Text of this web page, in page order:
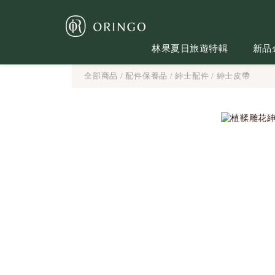
林果夏日旅遊特輯 新品
全部商品 /配件保養品 /紳士配件 / 紳士皮帶